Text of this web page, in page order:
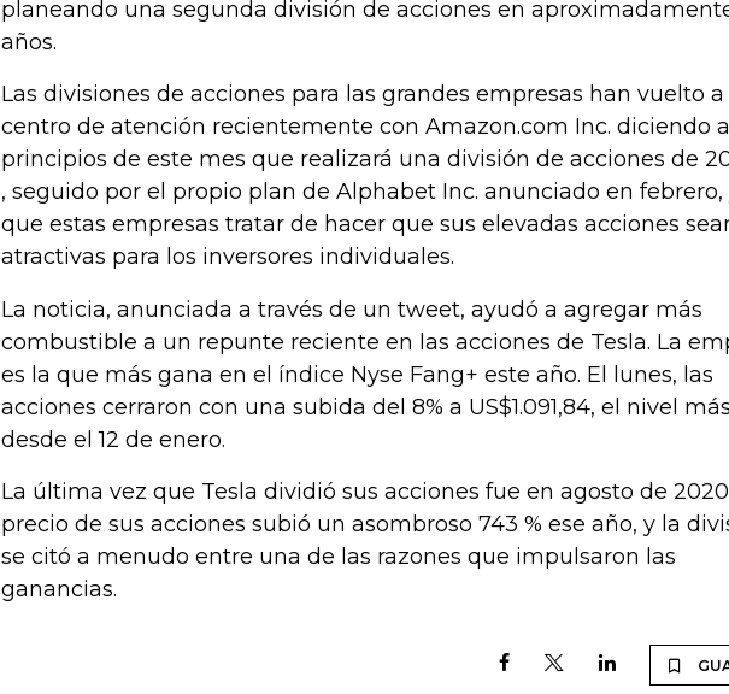
planeando una segunda división de acciones en
años.
Las divisiones de acciones para las grandes empresas han vuelto a
centro de atención recientemente con Amazon.com Inc. diciendo a
principios de este mes que realizará una división de acciones de
, seguido por el propio plan de Alphabet Inc. anunciado en febrero,
que estas empresas tratar de hacer que sus elevadas acciones
atractivas para los inversores individuales.
La noticia, anunciada a través de un tweet, ayudó a agregar más
combustible a un repunte reciente en las acciones de Tesla. La
es la que más gana en el índice Nyse Fang+ este año. El lunes, las
acciones cerraron con una subida del 8% a US$1.091,84, el nivel
desde el 12 de enero.
La última vez que Tesla dividió sus acciones fue en agosto de 2020.
precio de sus acciones subió un asombroso 743 % ese año, y la
se citó a menudo entre una de las razones que impulsaron las
ganancias.